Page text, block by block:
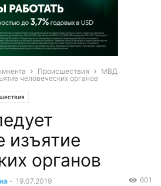
Происшествия
МВД
человеческих органов
изъятие
органов
- 19.07.2019 601